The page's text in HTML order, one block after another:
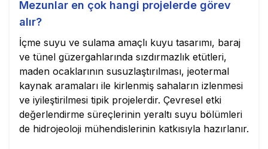
Mezunlar en çok hangi projelerde görev
alır?
İçme suyu ve sulama amaçlı kuyu tasarımı, baraj
ve tünel güzergahlarında sızdırmazlık etütleri,
maden ocaklarının susuzlaştırılması, jeotermal
kaynak aramaları ile kirlenmiş sahaların izlenmesi
ve iyileştirilmesi tipik projelerdir. Çevresel etki
değerlendirme süreçlerinin yeraltı suyu bölümleri
de hidrojeoloji mühendislerinin katkısıyla hazırlanır.